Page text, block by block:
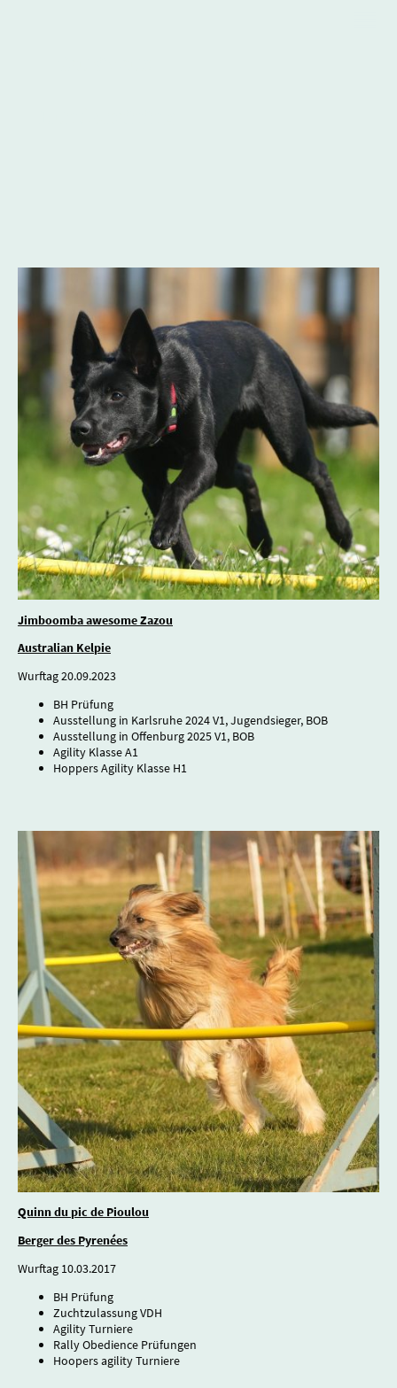
Jimboomba awesome Zazou
Australian Kelpie
Wurftag 20.09.2023
BH Prüfung
Ausstellung in Karlsruhe 2024 V1, Jugendsieger, BOB
Ausstellung in Offenburg 2025 V1, BOB
Agility Klasse A1
Hoppers Agility Klasse H1
Quinn du pic de Pioulou
Berger des Pyrenées
Wurftag 10.03.2017
BH Prüfung
Zuchtzulassung VDH
Agility Turniere
Rally Obedience Prüfungen
Hoopers agility Turniere